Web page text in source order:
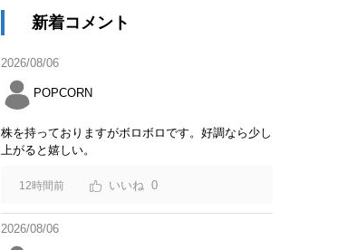
新着コメント
2026/08/06
POPCORN
株を持っておりますがボロボロです。好調なら少し
上がると嬉しい。
12時間前 0
2026/08/06